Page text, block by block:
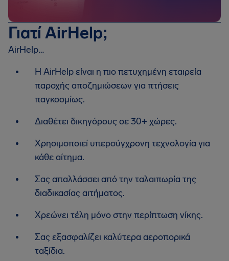
Γιατί AirHelp;
AirHelp…
Η AirHelp είναι η πιο πετυχημένη εταιρεία
παροχής αποζημιώσεων για πτήσεις
παγκοσμίως.
Διαθέτει δικηγόρους σε 30+ χώρες.
Χρησιμοποιεί υπερσύγχρονη τεχνολογία για
κάθε αίτημα.
Σας απαλλάσσει από την ταλαιπωρία της
διαδικασίας αιτήματος.
Χρεώνει τέλη μόνο στην περίπτωση νίκης.
Σας εξασφαλίζει καλύτερα αεροπορικά
ταξίδια.